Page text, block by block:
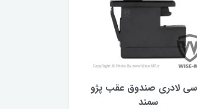
لادری صندوق عقب پژو
سمند